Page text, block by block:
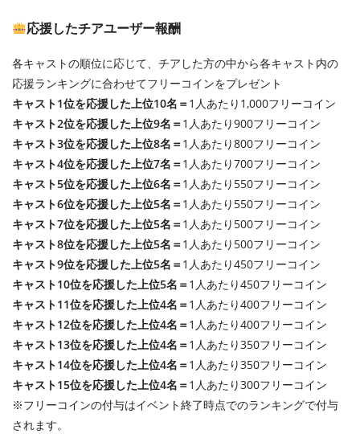
応援したチアユーザー報酬
各キャストの順位に応じて、チアした方の中から各キャスト内の
応援ランキングに合わせてフリーコインをプレゼント
キャスト1位を応援した上位10名＝1人あたり1,000フリーコイン
キャスト2位を応援した上位9名＝1人あたり900フリーコイン
キャスト3位を応援した上位8名＝1人あたり800フリーコイン
キャスト4位を応援した上位7名＝1人あたり700フリーコイン
キャスト5位を応援した上位6名＝1人あたり550フリーコイン
キャスト6位を応援した上位5名＝1人あたり550フリーコイン
キャスト7位を応援した上位5名＝1人あたり500フリーコイン
キャスト8位を応援した上位5名＝1人あたり500フリーコイン
キャスト9位を応援した上位5名＝1人あたり450フリーコイン
キャスト10位を応援した上位5名＝1人あたり450フリーコイン
キャスト11位を応援した上位4名＝1人あたり400フリーコイン
キャスト12位を応援した上位4名＝1人あたり400フリーコイン
キャスト13位を応援した上位4名＝1人あたり350フリーコイン
キャスト14位を応援した上位4名＝1人あたり350フリーコイン
キャスト15位を応援した上位4名＝1人あたり300フリーコイン
※フリーコインの付与はイベント終了時点でのランキングで付与
されます。